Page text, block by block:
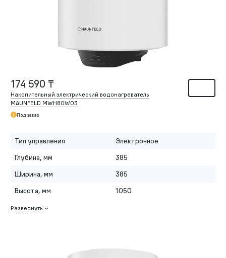
174 590 ₸
Накопительный электрический водонагреватель
MAUNFELD MWH80W03
Под заказ
Тип управления
Электронное
Глубина, мм
385
Ширина, мм
385
Высота, мм
1050
Развернуть